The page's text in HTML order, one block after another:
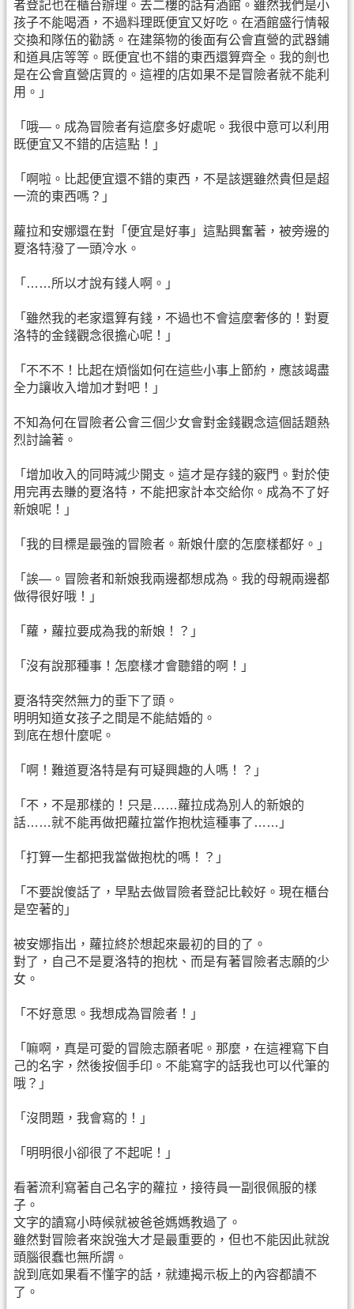
者登記也在櫃台辦理。去二樓的話有酒館。雖然我們是小
孩子不能喝酒，不過料理既便宜又好吃。在酒館盛行情報
交換和隊伍的勸誘。在建築物的後面有公會直營的武器鋪
和道具店等等。既便宜也不錯的東西還算齊全。我的劍也
是在公會直營店買的。這裡的店如果不是冒險者就不能利
用。」
「哦—。成為冒險者有這麼多好處呢。我很中意可以利用
既便宜又不錯的店這點！」
「啊啦。比起便宜還不錯的東西，不是該選雖然貴但是超
一流的東西嗎？」
蘿拉和安娜還在對「便宜是好事」這點興奮著，被旁邊的
夏洛特潑了一頭冷水。
「……所以才說有錢人啊。」
「雖然我的老家還算有錢，不過也不會這麼奢侈的！對夏
洛特的金錢觀念很擔心呢！」
「不不不！比起在煩惱如何在這些小事上節約，應該竭盡
全力讓收入增加才對吧！」
不知為何在冒險者公會三個少女會對金錢觀念這個話題熱
烈討論著。
「增加收入的同時減少開支。這才是存錢的竅門。對於使
用完再去賺的夏洛特，不能把家計本交給你。成為不了好
新娘呢！」
「我的目標是最強的冒險者。新娘什麼的怎麼樣都好。」
「誒—。冒險者和新娘我兩邊都想成為。我的母親兩邊都
做得很好哦！」
「蘿，蘿拉要成為我的新娘！？」
「沒有說那種事！怎麼樣才會聽錯的啊！」
夏洛特突然無力的垂下了頭。
明明知道女孩子之間是不能結婚的。
到底在想什麼呢。
「啊！難道夏洛特是有可疑興趣的人嗎！？」
「不，不是那樣的！只是……蘿拉成為別人的新娘的
話……就不能再做把蘿拉當作抱枕這種事了……」
「打算一生都把我當做抱枕的嗎！？」
「不要說傻話了，早點去做冒險者登記比較好。現在櫃台
是空著的」
被安娜指出，蘿拉終於想起來最初的目的了。
對了，自己不是夏洛特的抱枕、而是有著冒險者志願的少
女。
「不好意思。我想成為冒險者！」
「嘛啊，真是可愛的冒險志願者呢。那麼，在這裡寫下自
己的名字，然後按個手印。不能寫字的話我也可以代筆的
哦？」
「沒問題，我會寫的！」
「明明很小卻很了不起呢！」
看著流利寫著自己名字的蘿拉，接待員一副很佩服的樣
子。
文字的讀寫小時候就被爸爸媽媽教過了。
雖然對冒險者來說強大才是最重要的，但也不能因此就說
頭腦很蠢也無所謂。
說到底如果看不懂字的話，就連揭示板上的內容都讀不
了。